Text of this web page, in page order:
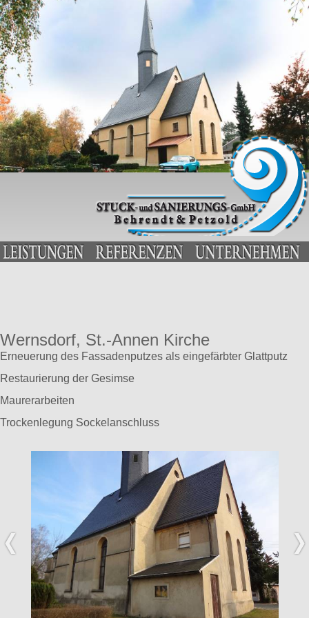
Wernsdorf, St.-Annen Kirche
Erneuerung des Fassadenputzes als eingefärbter Glattputz
Restaurierung der Gesimse
Maurerarbeiten
Trockenlegung Sockelanschluss